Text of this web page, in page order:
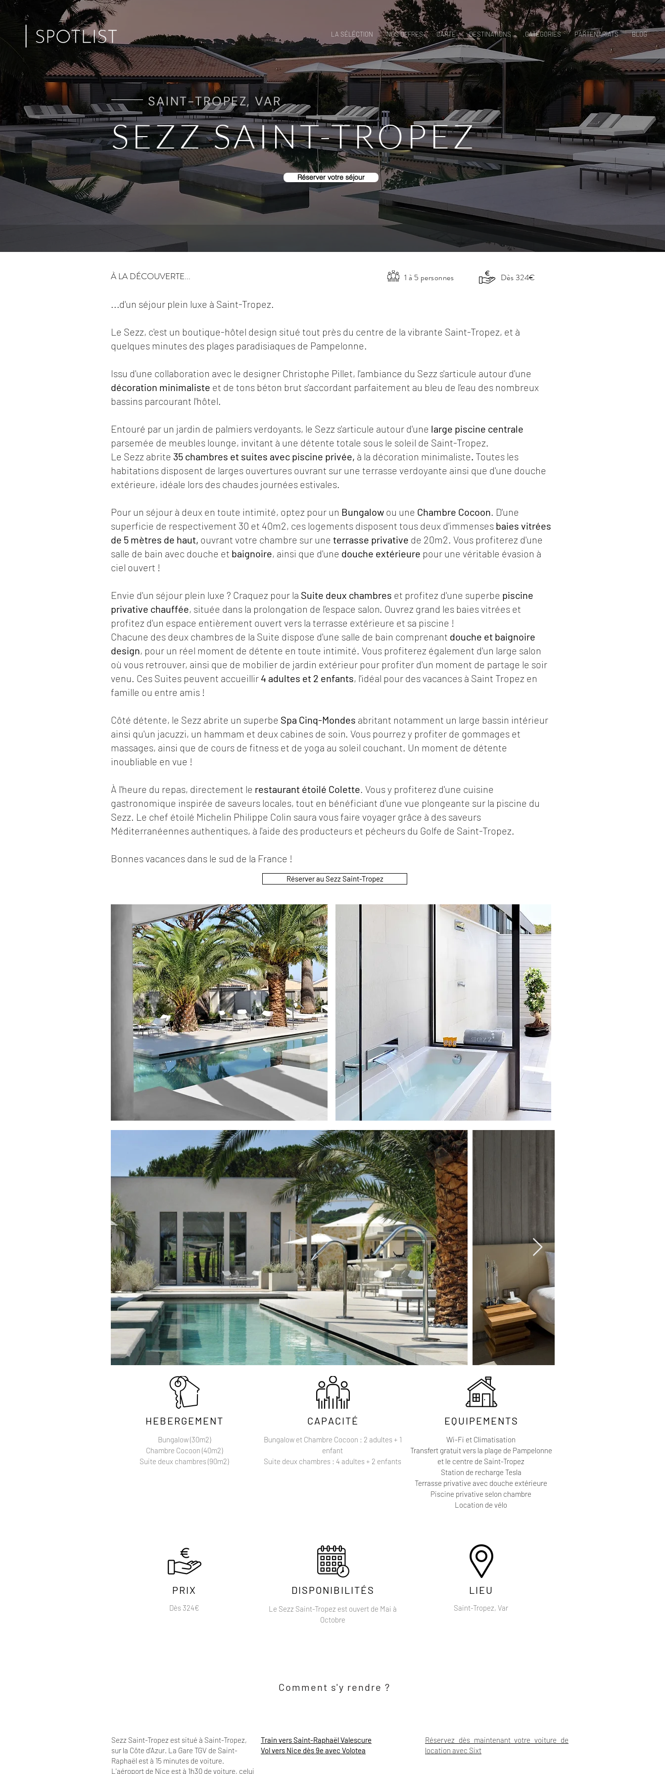
LA SÉLÉCTION NOS OFFRES CARTE DESTINATIONS CATÉGORIES PARTENARIATS BLOG
SAINT-TROPEZ, VAR
SEZZ SAINT-TROPEZ
Réserver votre séjour
À LA DÉCOUVERTE... 1 à 5 personnes Dès 324€
...d'un séjour plein luxe à Saint-Tropez.
Le Sezz, c'est un boutique-hôtel design situé tout près du centre de la vibrante Saint-Tropez, et à
quelques minutes des plages paradisiaques de Pampelonne.
Issu d'une collaboration avec le designer Christophe Pillet, l'ambiance du Sezz s'articule autour d'une
décoration minimaliste et de tons béton brut s'accordant parfaitement au bleu de l'eau des nombreux
bassins parcourant l'hôtel.
Entouré par un jardin de palmiers verdoyants, le Sezz s'articule autour d'une large piscine centrale
parsemée de meubles lounge, invitant à une détente totale sous le soleil de Saint-Tropez.
Le Sezz abrite 35 chambres et suites avec piscine privée, à la décoration minimaliste. Toutes les
habitations disposent de larges ouvertures ouvrant sur une terrasse verdoyante ainsi que d'une douche
extérieure, idéale lors des chaudes journées estivales.
Pour un séjour à deux en toute intimité, optez pour un Bungalow ou une Chambre Cocoon. D'une
superficie de respectivement 30 et 40m2, ces logements disposent tous deux d'immenses baies vitrées
de 5 mètres de haut, ouvrant votre chambre sur une terrasse privative de 20m2. Vous profiterez d'une
salle de bain avec douche et baignoire, ainsi que d'une douche extérieure pour une véritable évasion à
ciel ouvert !
Envie d'un séjour plein luxe ? Craquez pour la Suite deux chambres et profitez d'une superbe piscine
privative chauffée, située dans la prolongation de l'espace salon. Ouvrez grand les baies vitrées et
profitez d'un espace entièrement ouvert vers la terrasse extérieure et sa piscine !
Chacune des deux chambres de la Suite dispose d'une salle de bain comprenant douche et baignoire
design, pour un réel moment de détente en toute intimité. Vous profiterez également d'un large salon
où vous retrouver, ainsi que de mobilier de jardin extérieur pour profiter d'un moment de partage le soir
venu. Ces Suites peuvent accueillir 4 adultes et 2 enfants, l'idéal pour des vacances à Saint Tropez en
famille ou entre amis !
Côté détente, le Sezz abrite un superbe Spa Cinq-Mondes abritant notamment un large bassin intérieur
ainsi qu'un jacuzzi, un hammam et deux cabines de soin. Vous pourrez y profiter de gommages et
massages, ainsi que de cours de fitness et de yoga au soleil couchant. Un moment de détente
inoubliable en vue !
À l'heure du repas, directement le restaurant étoilé Colette. Vous y profiterez d'une cuisine
gastronomique inspirée de saveurs locales, tout en bénéficiant d'une vue plongeante sur la piscine du
Sezz. Le chef étoilé Michelin Philippe Colin saura vous faire voyager grâce à des saveurs
Méditerranéennes authentiques, à l'aide des producteurs et pécheurs du Golfe de Saint-Tropez.
Bonnes vacances dans le sud de la France !
Réserver au Sezz Saint-Tropez
HEBERGEMENT
Bungalow (30m2)
Chambre Cocoon (40m2)
Suite deux chambres (90m2)
PRIX
Dès 324€
CAPACITÉ
Bungalow et Chambre Cocoon : 2 adultes + 1
enfant
Suite deux chambres : 4 adultes + 2 enfants
DISPONIBILITÉS
Le Sezz Saint-Tropez est ouvert de Mai à
Octobre
EQUIPEMENTS
Wi-Fi et Climatisation
Transfert gratuit vers la plage de Pampelonne
et le centre de Saint-Tropez
Station de recharge Tesla
Terrasse privative avec douche extérieure
Piscine privative selon chambre
Location de vélo
LIEU
Saint-Tropez, Var
Comment s'y rendre ?
Sezz Saint-Tropez est situé à Saint-Tropez,
sur la Côte d'Azur. La Gare TGV de Saint-
Raphaël est à 15 minutes de voiture.
L'aéroport de Nice est à 1h30 de voiture, celui
Train vers Saint-Raphaël Valescure
Vol vers Nice dès 9e avec Volotea
Réservez dès maintenant votre voiture de
location avec Sixt